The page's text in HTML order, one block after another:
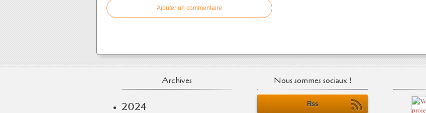
Ajouter un commentaire
Archives
2024
Nous sommes sociaux !
Rss